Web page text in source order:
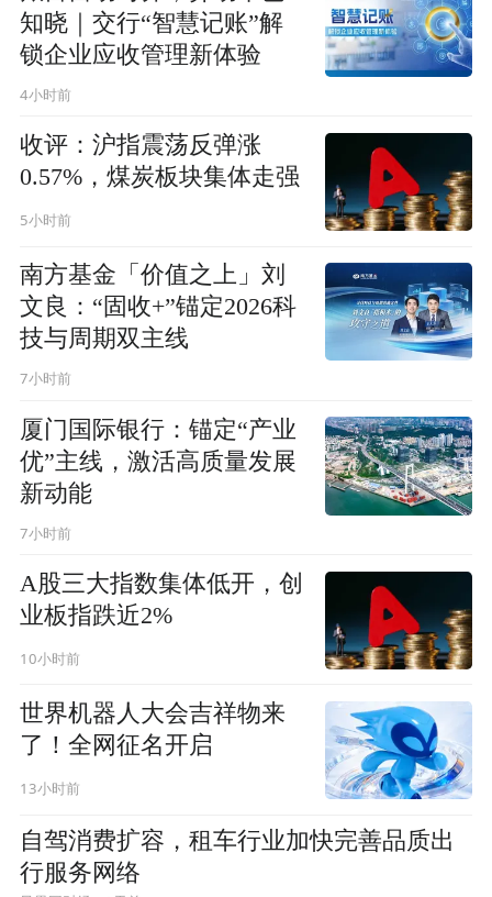
知晓｜交行“智慧记账”解
锁企业应收管理新体验
4小时前
收评：沪指震荡反弹涨
0.57%，煤炭板块集体走强
5小时前
南方基金「价值之上」刘
文良：“固收+”锚定2026科
技与周期双主线
7小时前
厦门国际银行：锚定“产业
优”主线，激活高质量发展
新动能
7小时前
A股三大指数集体低开，创
业板指跌近2%
10小时前
世界机器人大会吉祥物来
了！全网征名开启
13小时前
自驾消费扩容，租车行业加快完善品质出
行服务网络